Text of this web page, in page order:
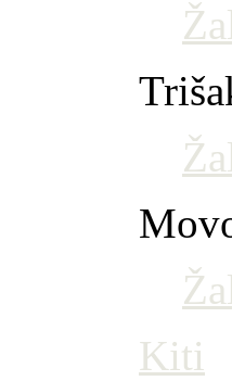
Kiti